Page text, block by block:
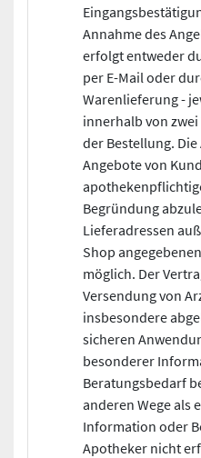
Annahme des
erfolgt entweder
per E-Mail oder
Warenlieferung -
innerhalb von
der Bestellung. Die
Angebote von
Begründung
Lieferadressen
Shop
möglich. Der
Versendung von
insbesondere
sicheren
besonderer
Beratungsbedarf
anderen Wege als
Information oder
Apotheker nicht